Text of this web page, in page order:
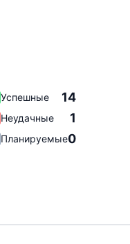
Успешные 14
Неудачные 1
Планируемые0